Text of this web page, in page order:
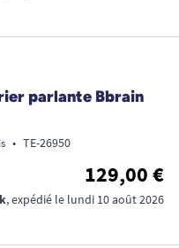
parlante Bbrain
• TE-26950
129,00 €
, expédié le lundi 10 août 2026